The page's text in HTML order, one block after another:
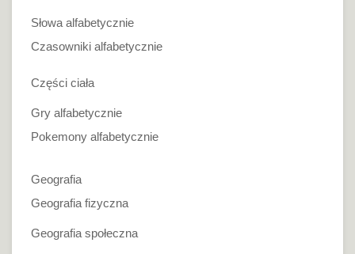
Słowa alfabetycznie
Czasowniki alfabetycznie
Części ciała
Gry alfabetycznie
Pokemony alfabetycznie
Geografia
Geografia fizyczna
Geografia społeczna